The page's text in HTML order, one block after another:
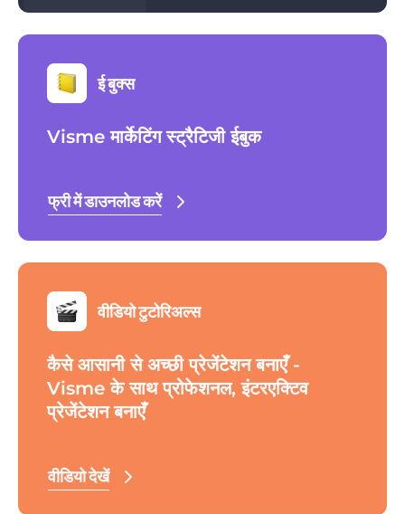
ई बुक्स
Visme मार्केटिंग स्ट्रैटिजी ईबुक
फ्री में डाउनलोड करें
वीडियो टुटोरिअल्स
कैसे आसानी से अच्छी प्रेजेंटेशन बनाएँ -
Visme के साथ प्रोफेशनल, इंटरएक्टिव
प्रेजेंटेशन बनाएँ
वीडियो देखें